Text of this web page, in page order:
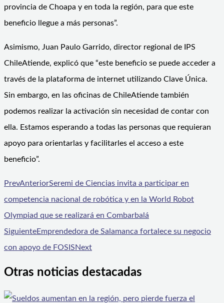
provincia de Choapa y en toda la región, para que este
beneficio llegue a más personas”.
Asimismo, Juan Paulo Garrido, director regional de IPS
ChileAtiende, explicó que “este beneficio se puede acceder a
través de la plataforma de internet utilizando Clave Única.
Sin embargo, en las oficinas de ChileAtiende también
podemos realizar la activación sin necesidad de contar con
ella. Estamos esperando a todas las personas que requieran
apoyo para orientarlas y facilitarles el acceso a este
beneficio”.
PrevAnteriorSeremi de Ciencias invita a participar en
competencia nacional de robótica y en la World Robot
Olympiad que se realizará en Combarbalá
SiguienteEmprendedora de Salamanca fortalece su negocio
con apoyo de FOSISNext
Otras noticias destacadas